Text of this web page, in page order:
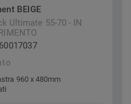
BEIGE
Ultimate 55-70 - IN
960 x 480mm